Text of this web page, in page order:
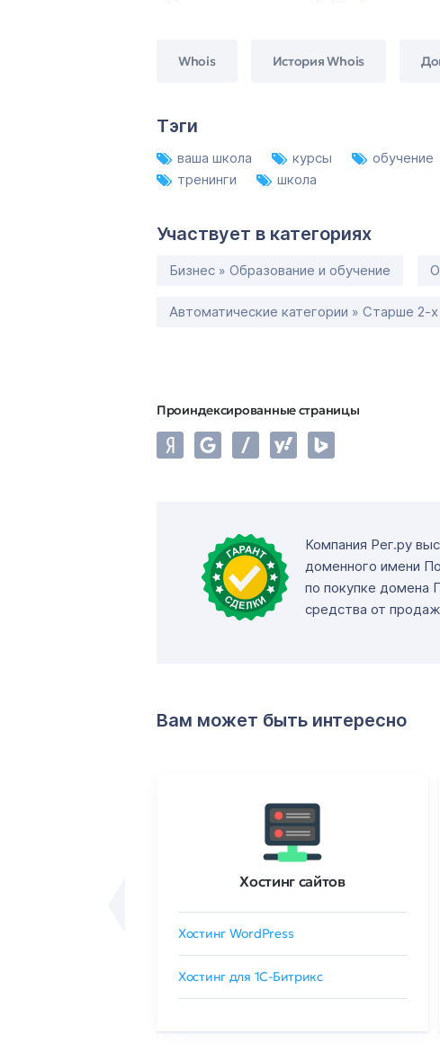
Whois История Whois
Тэги
ваша школа курсы обучение
тренинги
школа
Участвует в категориях
Бизнес » Образование и обучение
Автоматические категории » Старше 2-
Проиндексированные страницы
Компания Рег.ру
доменного имени
по покупке домена
средства от
Вам может быть интересно
Хостинг сайтов
Хостинг WordPress
Хостинг для 1C-Битрикс